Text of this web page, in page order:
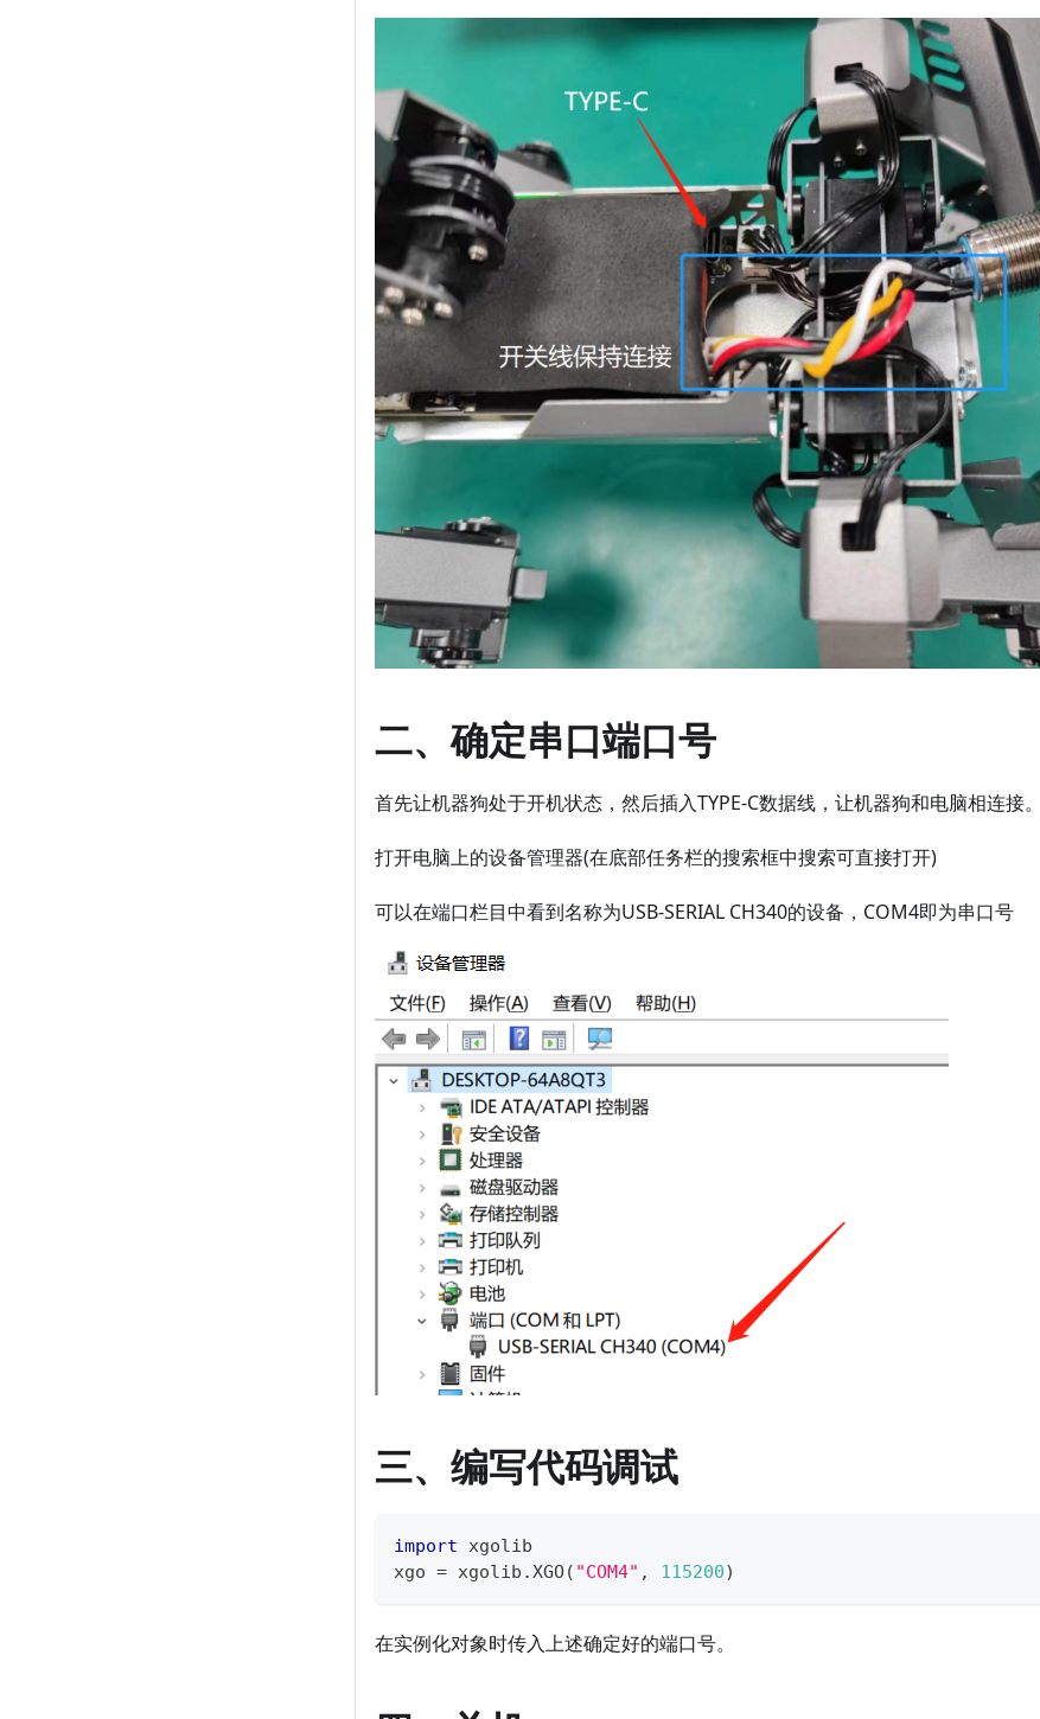
二、确定串口端口号
首先让机器狗处于开机状态，然后插入TYPE-C数据线，让机器狗和电脑相连接。
打开电脑上的设备管理器(在底部任务栏的搜索框中搜索可直接打开)
可以在端口栏目中看到名称为USB-SERIAL CH340的设备，COM4即为串口号
三、编写代码调试
import xgolib
xgo = xgolib .XGO( "COM4" , 115200)
在实例化对象时传入上述确定好的端口号。